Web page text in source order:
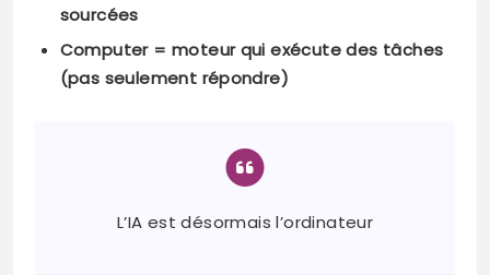
sourcées
Computer = moteur qui exécute des tâches
(pas seulement répondre)
L’IA est désormais l’ordinateur